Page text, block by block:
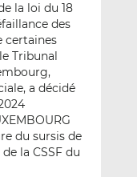
la loi du 18
des
certaines
Tribunal
a décidé
du sursis de
la CSSF du